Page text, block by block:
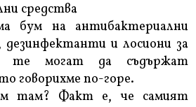
средства
бум на антибактериални
дезинфектанти и лосиони за
те могат да съдържат
говорихме по-горе.
там? Факт е, че самият